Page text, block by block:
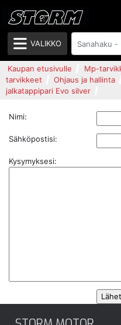
VALIKKO
Kaupan etusivulle Mp-
tarvikkeet
Ohjaus ja hallinta
jalkatappipari Evo silver
Nimi:
Sähköpostisi:
Kysymyksesi: